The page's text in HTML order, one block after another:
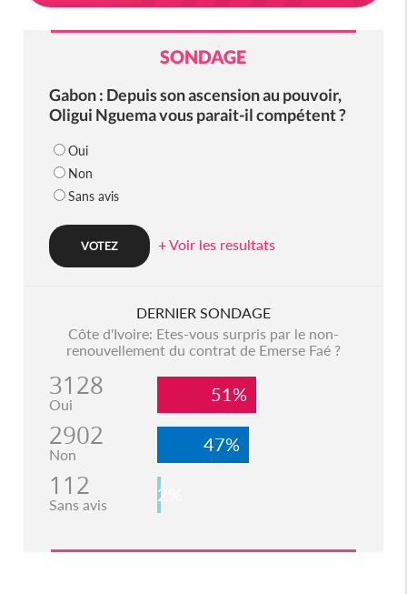
SONDAGE
Gabon : Depuis son ascension au pouvoir,
Oligui Nguema vous parait-il compétent ?
Oui
Non
Sans avis
+ Voir les resultats
DERNIER SONDAGE
Côte d'Ivoire: Etes-vous surpris par le non-
renouvellement du contrat de Emerse Faé ?
3128
Oui 51%
2902
Non 47%
112
Sans avis 2%